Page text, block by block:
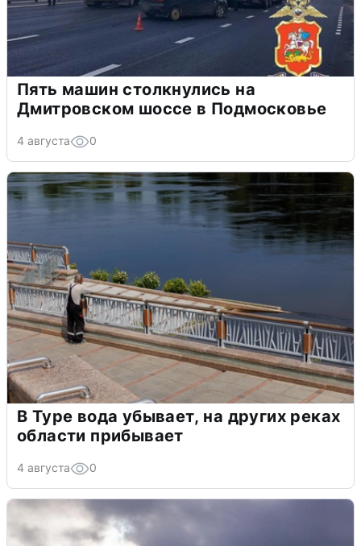
Пять машин столкнулись на
Дмитровском шоссе в Подмосковье
4 августа 0
В Туре вода убывает, на других реках
области прибывает
4 августа 0